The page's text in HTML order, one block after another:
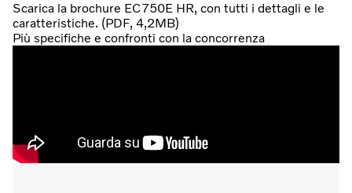
Scarica la brochure EC750E HR, con tutti i dettagli e le
caratteristiche. (PDF, 4,2MB)
Più specifiche e confronti con la concorrenza